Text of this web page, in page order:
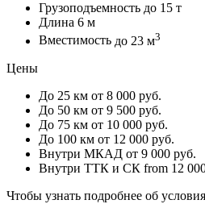
Грузоподъемность до 15 т
Длина 6 м
Вместимость до 23 м3
Цены
До 25 км от 8 000 руб.
До 50 км от 9 500 руб.
До 75 км от 10 000 руб.
До 100 км от 12 000 руб.
Внутри МКАД от 9 000 руб.
Внутри ТТК и СК from 12
Чтобы узнать подробнее об